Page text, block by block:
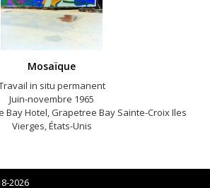
Mosaïque
in situ permanent
Juin-novembre 1965
Bay Hotel, Grapetree Bay Sainte-Croix Iles
Vierges, États-Unis
2026